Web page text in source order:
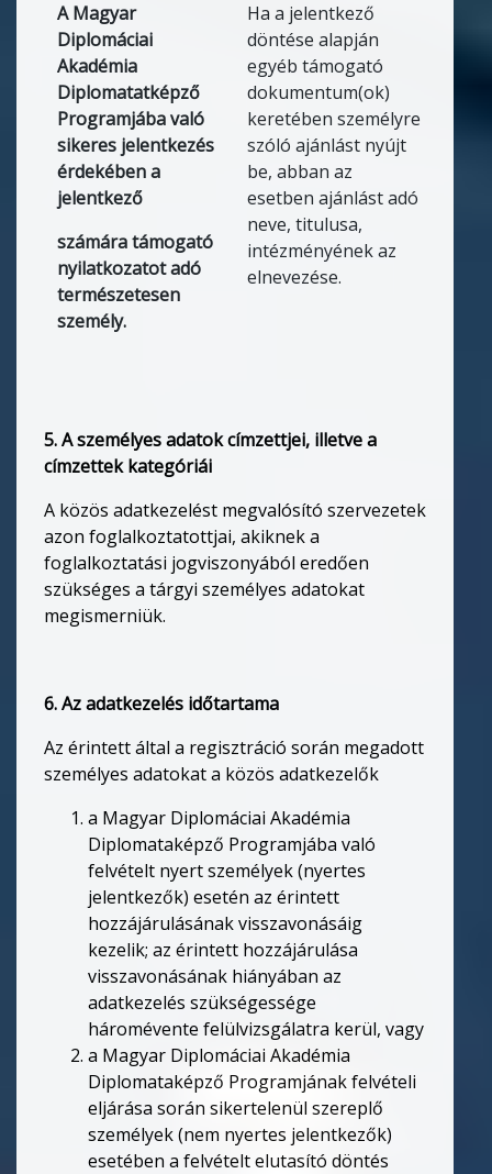
A Magyar
Diplomáciai
Akadémia
Diplomatatképző
Programjába való
sikeres jelentkezés
érdekében a
jelentkező
számára támogató
nyilatkozatot adó
természetesen
személy.
Ha a jelentkező
döntése alapján
egyéb támogató
dokumentum(ok)
keretében személyre
szóló ajánlást nyújt
be, abban az
esetben ajánlást adó
neve, titulusa,
intézményének az
elnevezése.
5. A személyes adatok címzettjei, illetve a
címzettek kategóriái
A közös adatkezelést megvalósító szervezetek
azon foglalkoztatottjai, akiknek a
foglalkoztatási jogviszonyából eredően
szükséges a tárgyi személyes adatokat
megismerniük.
6. Az adatkezelés időtartama
Az érintett által a regisztráció során megadott
személyes adatokat a közös adatkezelők
a Magyar Diplomáciai Akadémia
Diplomataképző Programjába való
felvételt nyert személyek (nyertes
jelentkezők) esetén az érintett
hozzájárulásának visszavonásáig
kezelik; az érintett hozzájárulása
visszavonásának hiányában az
adatkezelés szükségessége
háromévente felülvizsgálatra kerül, vagy
a Magyar Diplomáciai Akadémia
Diplomataképző Programjának felvételi
eljárása során sikertelenül szereplő
személyek (nem nyertes jelentkezők)
esetében a felvételt elutasító döntés